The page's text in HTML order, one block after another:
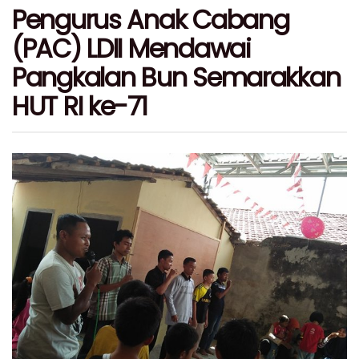
Pengurus Anak Cabang
(PAC) LDII Mendawai
Pangkalan Bun Semarakkan
HUT RI ke-71